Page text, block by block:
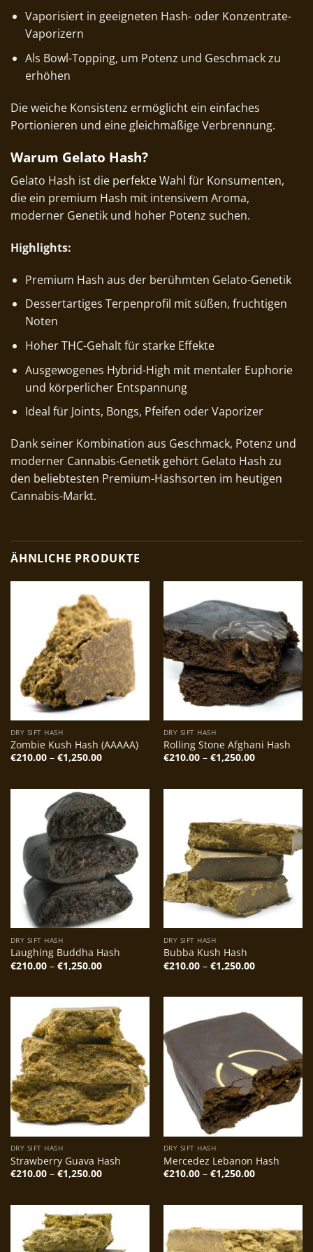
Vaporisiert in geeigneten Hash- oder Konzentrate-
Vaporizern
Als Bowl-Topping, um Potenz und Geschmack zu
erhöhen
Die weiche Konsistenz ermöglicht ein einfaches
Portionieren und eine gleichmäßige Verbrennung.
Warum Gelato Hash?
Gelato Hash ist die perfekte Wahl für Konsumenten,
die ein premium Hash mit intensivem Aroma,
moderner Genetik und hoher Potenz suchen.
Highlights:
Premium Hash aus der berühmten Gelato-Genetik
Dessertartiges Terpenprofil mit süßen, fruchtigen
Noten
Hoher THC-Gehalt für starke Effekte
Ausgewogenes Hybrid-High mit mentaler Euphorie
und körperlicher Entspannung
Ideal für Joints, Bongs, Pfeifen oder Vaporizer
Dank seiner Kombination aus Geschmack, Potenz und
moderner Cannabis-Genetik gehört Gelato Hash zu
den beliebtesten Premium-Hashsorten im heutigen
Cannabis-Markt.
ÄHNLICHE PRODUKTE
DRY SIFT HASH
Zombie Kush Hash (AAAAA)
€210.00 – €1,250.00Preisspanne:
DRY SIFT HASH
Rolling Stone Afghani Hash
€210.00 – €1,250.00
DRY SIFT HASH
Laughing Buddha Hash
€210.00 – €1,250.00Preisspanne:
€210.00
DRY SIFT HASH
Bubba Kush Hash
€210.00 – €1,250.00
€210.00
DRY SIFT HASH
Strawberry Guava Hash
€210.00 – €1,250.00Preisspanne:
€210.00
DRY SIFT HASH
Mercedez Lebanon Hash
€210.00 – €1,250.00
€210.00